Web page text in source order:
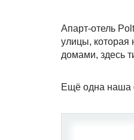
Апарт-отель
улицы, которая
домами, здесь
Ещё одна наша